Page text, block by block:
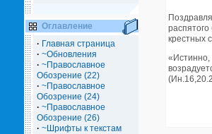
Оглавление
· Главная страница
· ~Обновления
· ~Православное
Обозрение (22)
· ~Православное
Обозрение (24)
· ~Православное
Обозрение (26)
· ~Шрифты к текстам
крестных
«Истинно,